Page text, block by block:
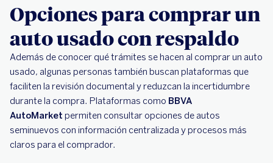
Opciones para comprar un
auto usado con respaldo
Además de conocer qué trámites se hacen al comprar un auto
usado, algunas personas también buscan plataformas que
faciliten la revisión documental y reduzcan la incertidumbre
durante la compra. Plataformas como BBVA
AutoMarket permiten consultar opciones de autos
seminuevos con información centralizada y procesos más
claros para el comprador.